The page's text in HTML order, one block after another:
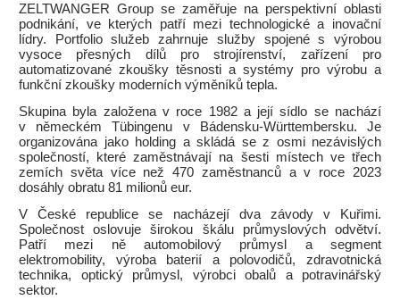
ZELTWANGER Group se zaměřuje na perspektivní oblasti
podnikání, ve kterých patří mezi technologické a inovační
lídry. Portfolio služeb zahrnuje služby spojené s výrobou
vysoce přesných dílů pro strojírenství, zařízení pro
automatizované zkoušky těsnosti a systémy pro výrobu a
funkční zkoušky moderních výměníků tepla.
Skupina byla založena v roce 1982 a její sídlo se nachází
v německém Tübingenu v Bádensku-Württembersku. Je
organizována jako holding a skládá se z osmi nezávislých
společností, které zaměstnávají na šesti místech ve třech
zemích světa více než 470 zaměstnanců a v roce 2023
dosáhly obratu 81 milionů eur.
V České republice se nacházejí dva závody v Kuřimi.
Společnost oslovuje širokou škálu průmyslových odvětví.
Patří mezi ně automobilový průmysl a segment
elektromobility, výroba baterií a polovodičů, zdravotnická
technika, optický průmysl, výrobci obalů a potravinářský
sektor.